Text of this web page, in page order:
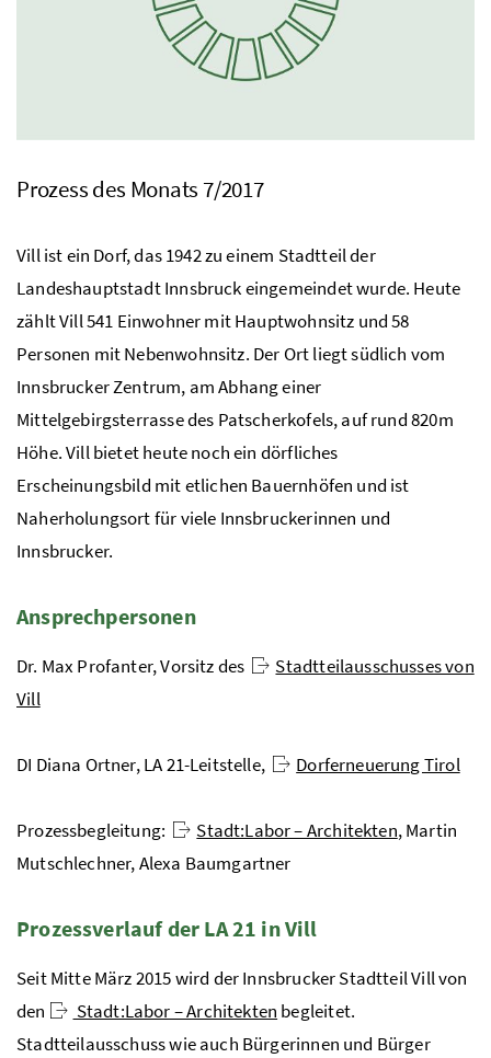
Prozess des Monats 7/2017
Vill ist ein Dorf, das 1942 zu einem Stadtteil der
Landeshauptstadt Innsbruck eingemeindet wurde. Heute
zählt Vill 541 Einwohner mit Hauptwohnsitz und 58
Personen mit Nebenwohnsitz. Der Ort liegt südlich vom
Innsbrucker Zentrum, am Abhang einer
Mittelgebirgsterrasse des Patscherkofels, auf rund 820m
Höhe. Vill bietet heute noch ein dörfliches
Erscheinungsbild mit etlichen Bauernhöfen und ist
Naherholungsort für viele Innsbruckerinnen und
Innsbrucker.
Ansprechpersonen
Dr. Max Profanter, Vorsitz des
Stadtteilausschusses von
Vill
DI Diana Ortner, LA 21-Leitstelle, Dorferneuerung Tirol
Prozessbegleitung: Stadt:Labor – Architekten, Martin
Mutschlechner, Alexa Baumgartner
Prozessverlauf der LA 21 in Vill
Seit Mitte März 2015 wird der Innsbrucker Stadtteil Vill von
den
Stadt:Labor – Architekten begleitet.
Stadtteilausschuss wie auch Bürgerinnen und Bürger